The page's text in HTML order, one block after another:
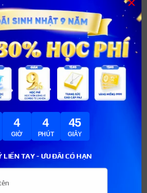
phù hợp với khuôn mặt
khuôn mặt
cách trang điểm mắt sâu chính là
của mình. Dùng phấn hồng đánh
dùng lớp phấn mịn trên bề mặt da.
son phải hài hoà với màu phần
những bước trang điểm cho mắt sâu,
thân mình hoàn hảo và che hoàn
mắt của bạn.
LIỀN TAY - ƯU ĐÃI CÓ HẠN
4
GIỜ
4
PHÚT
44
GIÂY